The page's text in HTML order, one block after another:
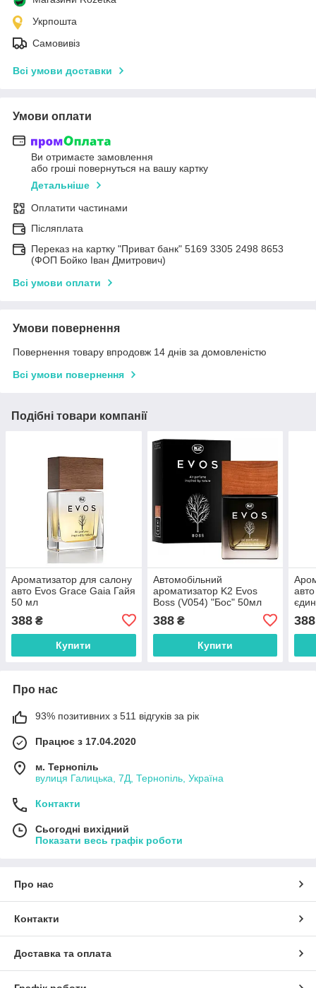
Укрпошта
Самовивіз
Всі умови доставки
Умови оплати
Ви отримаєте замовлення
або гроші повернуться на вашу картку
Детальніше
Оплатити частинами
Післяплата
Переказ на картку "Приват банк" 5169 3305 2498 8653
(ФОП Бойко Іван Дмитрович)
Всі умови оплати
Умови повернення
Повернення товару впродовж 14 днів за домовленістю
Всі умови повернення
Подібні товари компанії
Ароматизатор для салону
авто Evos Grace Gaia Гайя
50 мл
388 ₴
Купити
Автомобільний
ароматизатор K2 Evos
Boss (V054) "Бос" 50мл
388₴
Купити
388
Про нас
93% позитивних з 511 відгуків за рік
Працює з 17.04.2020
м. Тернопіль
вулиця Галицька, 7Д, Тернопіль, Україна
Контакти
Сьогодні вихідний
Показати весь графік роботи
Про нас
Контакти
Доставка та оплата